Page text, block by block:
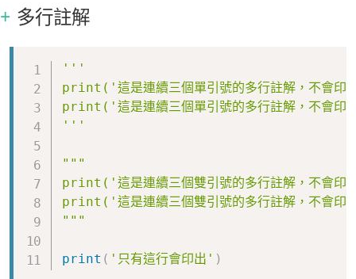
多行註解
'''
print('這是連續三個單引號的多行註解，不會
print('這是連續三個單引號的多行註解，不會
'''
"""
print('這是連續三個雙引號的多行註解，不會
print('這是連續三個雙引號的多行註解，不會
"""
print ( '只有這行會印出' )